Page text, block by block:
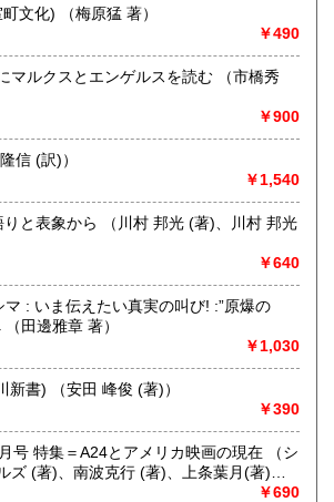
300円
太郎線(吉備線)
17時
書籍だけでなくCD、DVD、レコード、
骨董品まであらゆるものの買い取りがで
さい。出張費は、無料です。
会科学、自然科学、美術工芸、趣味、外
ー、古書一般（その他）
京都発見 8 (禅と室町文化) （梅原猛 著）
￥490
クスとエンゲルスを読む （市橋秀
￥900
（小野隆信 (訳)）
￥1,540
村 邦光 (著)、川村 邦光
￥640
マ : いま伝えたい真実の叫び! :”原爆の
子”から映像作家へ （田邊雅章 著）
￥1,030
恐竜大陸 中国 (角川新書) （安田 峰俊 (著)）
￥390
特集＝A24とアメリカ映画の現在 （シ
ズ (著)、南波克行 (著)、上条葉月(著)、
￥690